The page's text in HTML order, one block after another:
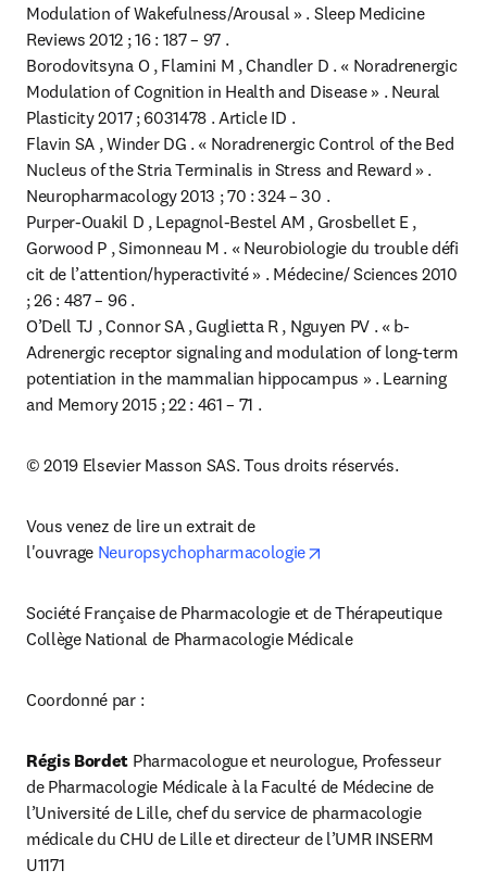
Modulation of Wakefulness/Arousal » . Sleep Medicine
Reviews 2012 ; 16 : 187 – 97 .
Borodovitsyna O , Flamini M , Chandler D . « Noradrenergic
Modulation of Cognition in Health and Disease » . Neural
Plasticity 2017 ; 6031478 . Article ID .
Flavin SA , Winder DG . « Noradrenergic Control of the Bed
Nucleus of the Stria Terminalis in Stress and Reward » .
Neuropharmacology 2013 ; 70 : 324 – 30 .
Purper-Ouakil D , Lepagnol-Bestel AM , Grosbellet E ,
Gorwood P , Simonneau M . « Neurobiologie du trouble défi
cit de l’attention/hyperactivité » . Médecine/ Sciences 2010
; 26 : 487 – 96 .
O’Dell TJ , Connor SA , Guglietta R , Nguyen PV . « b-
Adrenergic receptor signaling and modulation of long-term
potentiation in the mammalian hippocampus » . Learning
and Memory 2015 ; 22 : 461 – 71 .
© 2019 Elsevier Masson SAS. Tous droits réservés.
Vous venez de lire un extrait de
l'ouvrage Neuropsychopharmacologie
Société Française de Pharmacologie et de Thérapeutique
Collège National de Pharmacologie Médicale
Coordonné par :
Régis Bordet Pharmacologue et neurologue, Professeur
de Pharmacologie Médicale à la Faculté de Médecine de
l’Université de Lille, chef du service de pharmacologie
médicale du CHU de Lille et directeur de l’UMR INSERM
U1171